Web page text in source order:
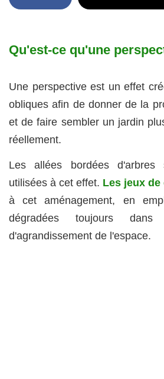
Qu'est-ce qu'une
Une perspective est un effet
obliques afin de donner de la
et de faire sembler un jardin
réellement.
Les allées bordées d'arbres
utilisées à cet effet. Les jeux
à cet aménagement, en
dégradées toujours
d'agrandissement de l'espace.